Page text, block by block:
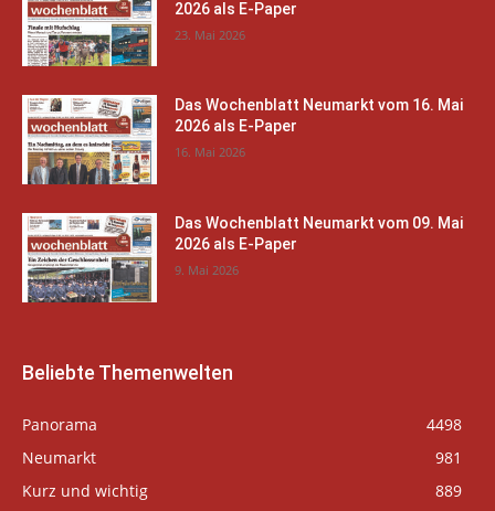
2026 als E-Paper
23. Mai 2026
Das Wochenblatt Neumarkt vom 16. Mai
2026 als E-Paper
16. Mai 2026
Das Wochenblatt Neumarkt vom 09. Mai
2026 als E-Paper
9. Mai 2026
Beliebte Themenwelten
Panorama
4498
Neumarkt
981
Kurz und wichtig
889